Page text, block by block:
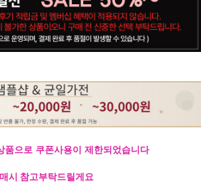
품으로 쿠폰사용이 제한되었습니다
시 참고부탁드릴게요